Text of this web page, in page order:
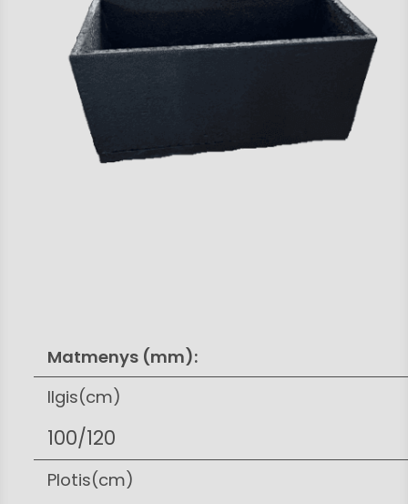
Matmenys (mm):
Ilgis(cm)
100/120
Plotis(cm)